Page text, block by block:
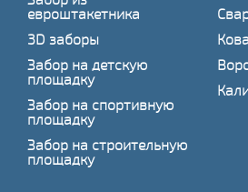
евроштакетника
3D заборы
Забор на детскую
площадку
Забор на спортивную
площадку
Забор на строительную
площадку